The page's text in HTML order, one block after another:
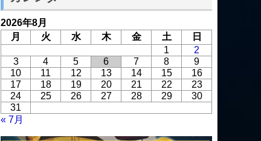
2026年8月
月
火 水 木 金 土
日
1
2
3
4 5 6 7 8
9
10
11 12 13 14 15
16
17
18 19 20 21 22
23
24
25 26 27 28 29
30
31
« 7月